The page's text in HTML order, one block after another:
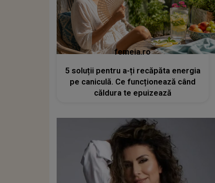
femeia.ro
5 soluții pentru a-ți recăpăta energia
pe caniculă. Ce funcționează când
căldura te epuizează